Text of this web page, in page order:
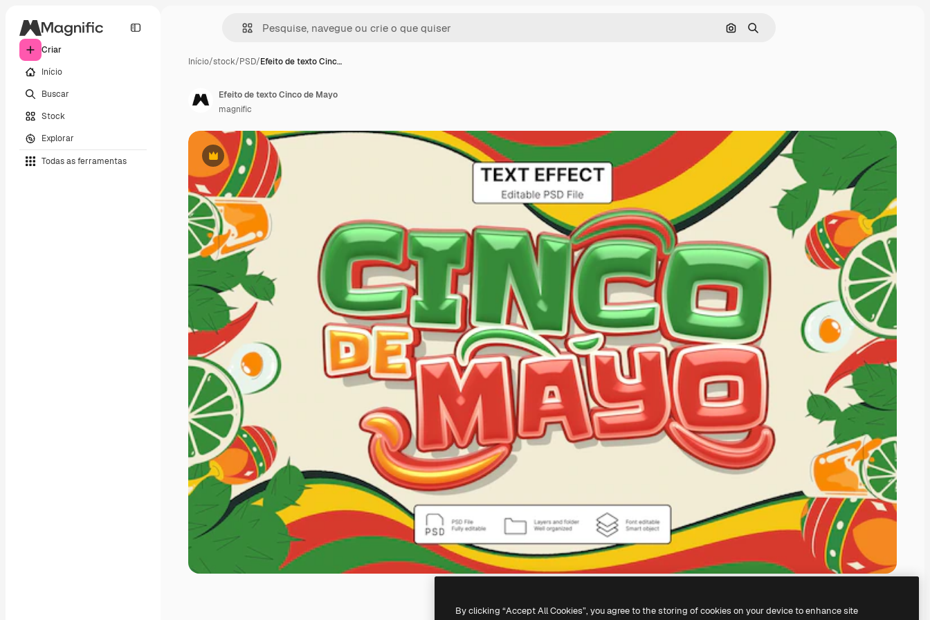
Criar
Início
Buscar
Stock
Explorar
Todas as ferramentas
Pesquisar por imagem
Buscar
Início/stock/PSD/Efeito de texto Cinc…
Premium
Efeito de texto Cinco de Mayo
magnific
By clicking “Accept All Cookies”, you agree to the storing of cookies on your device to enhance site